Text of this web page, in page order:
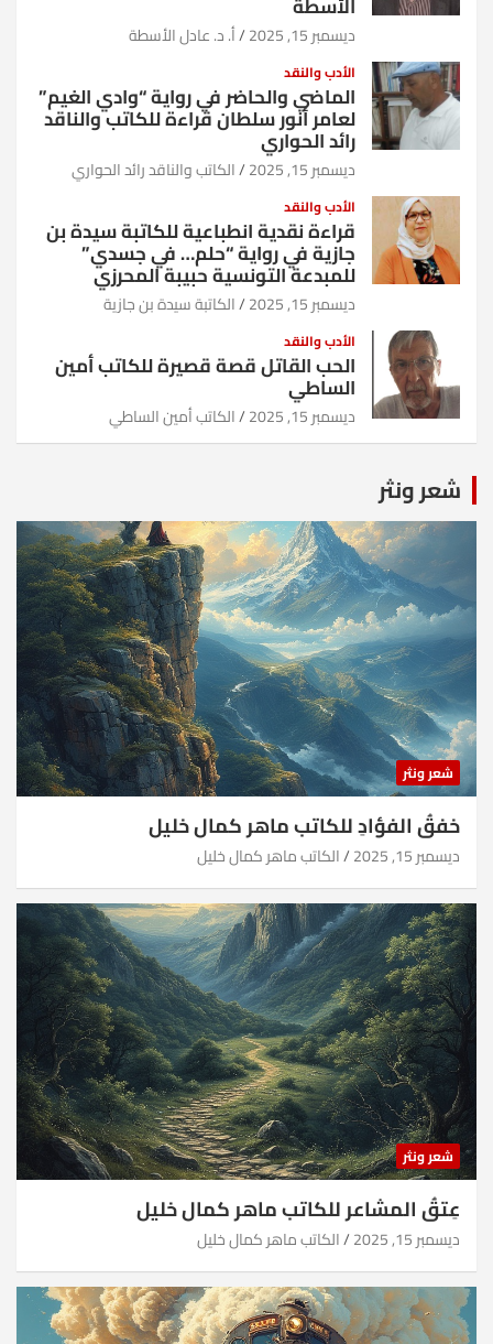
ديسمبر 15, 2025 أ. د. عادل الأسطة
الأدب والنقد
الماضي والحاضر في رواية “وادي الغيم”
لعامر أنور سلطان قراءة للكاتب والناقد
رائد الحواري
ديسمبر 15, 2025 الكاتب والناقد رائد الحواري
الأدب والنقد
قراءة نقدية انطباعية للكاتبة سيدة بن
جازية في رواية “حلم… في جسدي”
للمبدعة التونسية حبيبة المحرزي
ديسمبر 15, 2025 الكاتبة سيدة بن جازية
الأدب والنقد
الحب القاتل قصة قصيرة للكاتب أمين
الساطي
ديسمبر 15, 2025 الكاتب أمين الساطي
شعر ونثر
شعر ونثر
خفقُ الفؤادِ للكاتب ماهر كمال خليل
ديسمبر 15, 2025 الكاتب ماهر كمال خليل
شعر ونثر
عِتقُ المشاعر للكاتب ماهر كمال خليل
ديسمبر 15, 2025 الكاتب ماهر كمال خليل